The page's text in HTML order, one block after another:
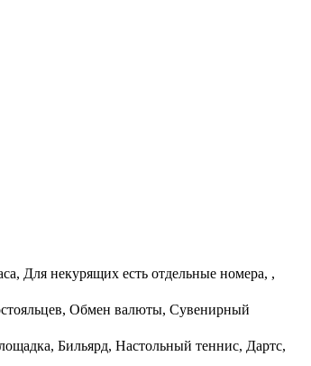
Для некурящих есть отдельные номера, ,
Обмен валюты, Сувенирный
Бильярд, Настольный теннис, Дартс,